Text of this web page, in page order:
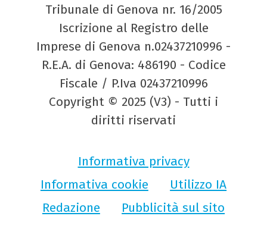
Tribunale di Genova nr. 16/2005
Iscrizione al Registro delle
Imprese di Genova n.02437210996 -
R.E.A. di Genova: 486190 - Codice
Fiscale / P.Iva 02437210996
Copyright © 2025 (V3) - Tutti i
diritti riservati
Informativa privacy
Informativa cookie
Utilizzo IA
Redazione
Pubblicità sul sito